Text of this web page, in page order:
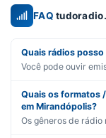
FAQ
Quais rádios
Você pode ouvir
Quais os formatos
em Mirandópolis?
Os gêneros de rádio